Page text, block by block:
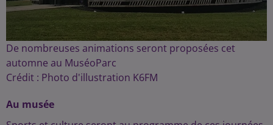
De nombreuses animations seront proposées cet
automne au MuséoParc
Crédit : Photo d'illustration K6FM
Au musée